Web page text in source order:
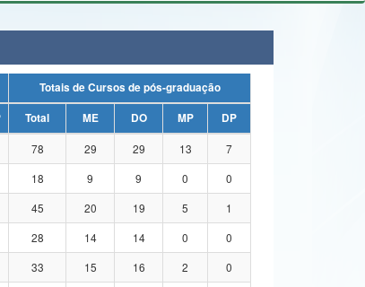
Totais de Cursos de pós-graduação
Total ME DO MP
DP
78 29 29 13
7
18 9 9 0
0
45 20 19 5
1
28 14 14 0
0
33 15 16 2
0